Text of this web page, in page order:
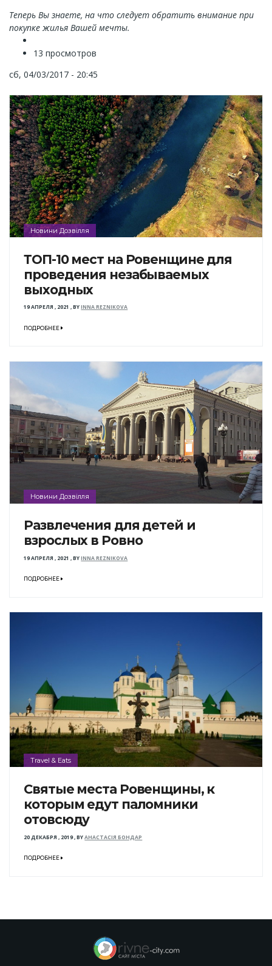
Теперь Вы знаете, на что следует обратить внимание при
покупке жилья Вашей мечты.
13 просмотров
сб, 04/03/2017 - 20:45
Новини Дозвілля
ТОП-10 мест на Ровенщине для
проведения незабываемых
выходных
19 АПРЕЛЯ , 2021 ,BYINNA REZNIKOVA
ПОДРОБНЕЕ
Новини Дозвілля
Развлечения для детей и
взрослых в Ровно
19 АПРЕЛЯ , 2021 ,BYINNA REZNIKOVA
ПОДРОБНЕЕ
Travel & Eats
Святые места Ровенщины, к
которым едут паломники
отовсюду
20 ДЕКАБРЯ , 2019,BYАНАСТАСІЯ БОНДАР
ПОДРОБНЕЕ